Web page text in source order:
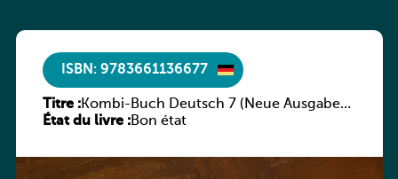
ISBN: 9783661136677
Titre :Kombi-Buch Deutsch 7 (Neue Ausgabe
Luxemburg)
État du livre :Bon état